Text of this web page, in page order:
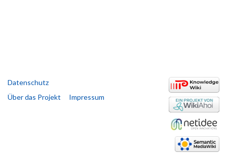
Datenschutz
Über das Projekt
Impressum